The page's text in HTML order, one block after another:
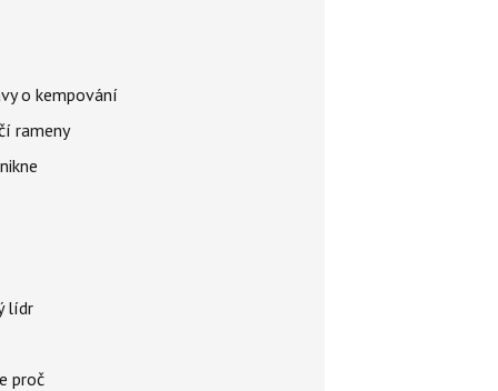
o kempování
rameny
lídr
proč